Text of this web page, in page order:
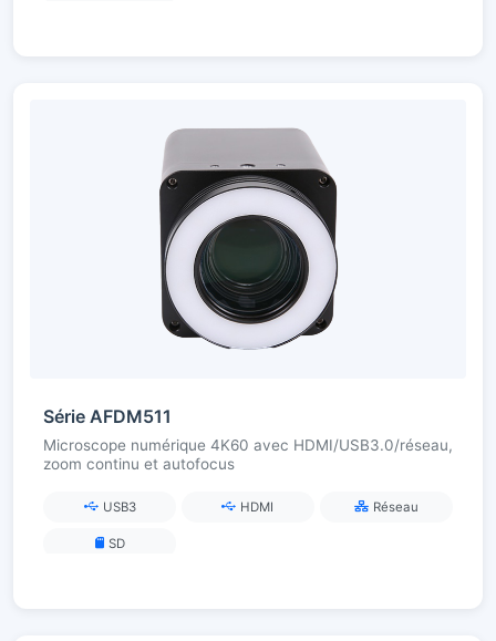
Série AFDM511
Microscope numérique 4K60 avec HDMI/USB3.0/réseau,
zoom continu et autofocus
USB3 HDMI Réseau
SD